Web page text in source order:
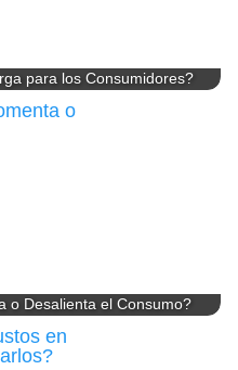
para los Consumidores?
o Desalienta el Consumo?